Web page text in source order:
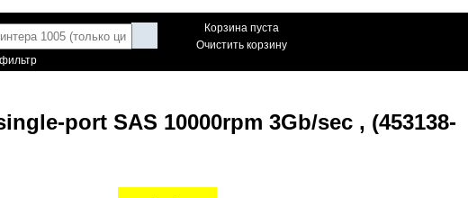
Корзина пуста
Очистить корзину
port SAS 10000rpm 3Gb/sec , (453138-